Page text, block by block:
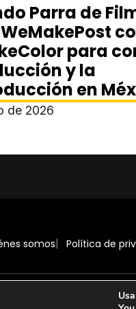
Parra de
para
y la
en
de 2026
somos Política de